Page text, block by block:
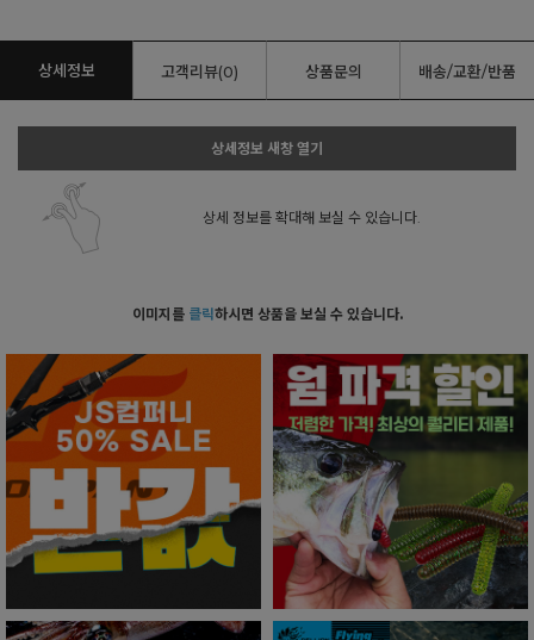
상세정보 고객리뷰(0) 상품문의 배송/교환/반품
상세정보 새창 열기
상세 정보를 확대해 보실 수 있습니다.
이미지를 클릭하시면 상품을 보실 수 있습니다.